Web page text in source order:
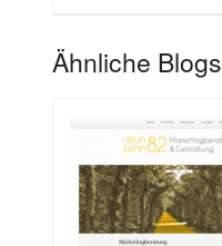
Ähnliche Blogs